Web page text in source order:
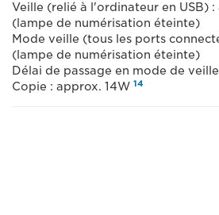
Veille (relié à l'ordinateur en USB)
(lampe de numérisation éteinte)
Mode veille (tous les ports
(lampe de numérisation éteinte)
Délai de passage en mode de
Copie : approx. 14W 14